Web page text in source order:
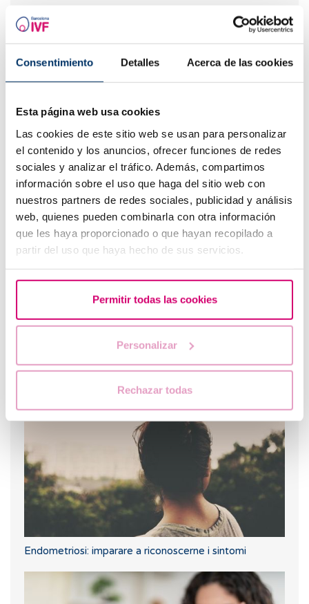
Consentimiento Detalles Acerca de las cookies
Esta página web usa cookies
Las cookies de este sitio web se usan para personalizar
el contenido y los anuncios, ofrecer funciones de redes
sociales y analizar el tráfico. Además, compartimos
información sobre el uso que haga del sitio web con
nuestros partners de redes sociales, publicidad y análisis
web, quienes pueden combinarla con otra información
que les haya proporcionado o que hayan recopilado a
partir del uso que haya hecho de sus servicios.
Permitir todas las cookies
Personalizar
Rechazar todas
Progesterone, quando bisogna assumerlo?
Cosa fare in caso di ritardo mestruale con un test di
gravidanza negativo?
Endometriosi: imparare a riconoscerne i sintomi